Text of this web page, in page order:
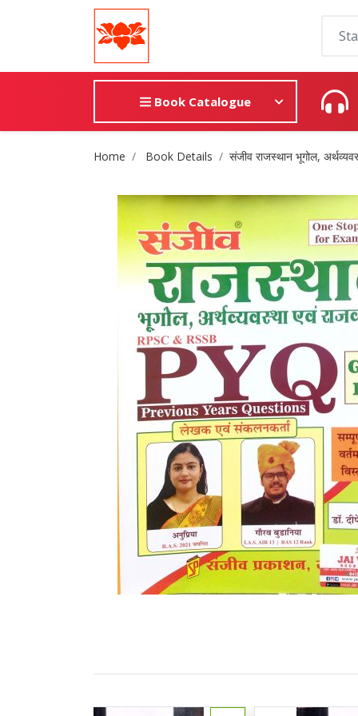
Book Catalogue
Site Breadcrumb
Home Book Details संजीव राजस्थान भूगोल,